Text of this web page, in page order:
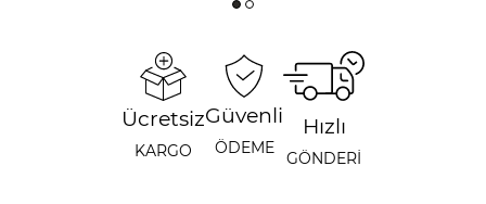
Ücretsiz
KARGO
Güvenli
ÖDEME
Hızlı
GÖNDERİ